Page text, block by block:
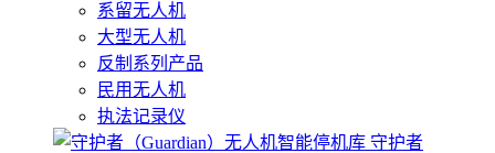
系留无人机
大型无人机
反制系列产品
民用无人机
执法记录仪
守护者